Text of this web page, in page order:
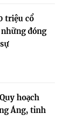
triệu cổ
đóng
hoạch
Áng, tỉnh